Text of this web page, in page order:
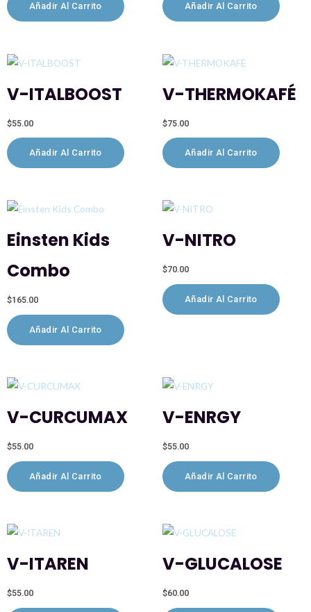
Añadir Al Carrito Añadir Al Carrito
V-ITALBOOST
$55.00
Añadir Al Carrito
V-THERMOKAFÉ
$75.00
Añadir Al Carrito
Einsten Kids
Combo
$165.00
Añadir Al Carrito
V-NITRO
$70.00
Añadir Al Carrito
V-CURCUMAX
$55.00
Añadir Al Carrito
V-ENRGY
$55.00
Añadir Al Carrito
V-ITAREN
$55.00
V-GLUCALOSE
$60.00